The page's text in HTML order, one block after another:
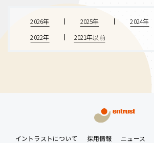
2026年 2025年 2024年
2022年
2021年以前
イントラストについて 採用情報 ニュース